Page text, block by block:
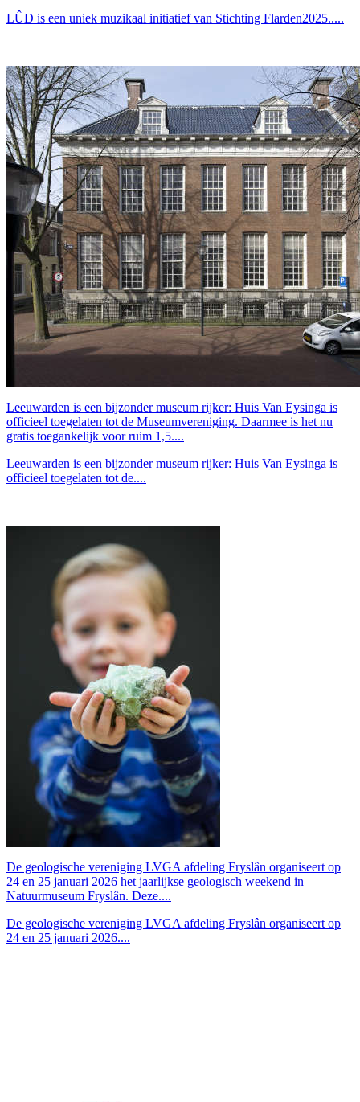
LÛD is een uniek muzikaal initiatief van Stichting Flarden2025.....
Leeuwarden is een bijzonder museum rijker: Huis Van Eysinga is
officieel toegelaten tot de Museumvereniging. Daarmee is het nu
gratis toegankelijk voor ruim 1,5....
Leeuwarden is een bijzonder museum rijker: Huis Van Eysinga is
officieel toegelaten tot de....
De geologische vereniging LVGA afdeling Fryslân organiseert op
24 en 25 januari 2026 het jaarlijkse geologisch weekend in
Natuurmuseum Fryslân. Deze....
De geologische vereniging LVGA afdeling Fryslân organiseert op
24 en 25 januari 2026....